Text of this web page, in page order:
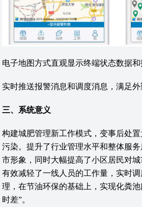
电子地图方式直观显示终端状态数据和
实时推送报警消息和调度消息，满足外
三、系统意义
构建城肥管理新工作模式，变事后处
污染。提升了行业管理水平和整体服
市形象，同时大幅提高了小区居民对城
有效减轻了一线人员的工作量，实时
理，在节油环保的基础上，实现化粪
时差”。